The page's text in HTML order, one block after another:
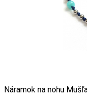
Náramok na nohu